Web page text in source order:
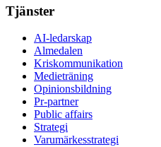
Tjänster
AI-ledarskap
Almedalen
Kris­kommunikation
Medieträning
Opinionsbildning
Pr-partner
Public affairs
Strategi
Varumärkesstrategi